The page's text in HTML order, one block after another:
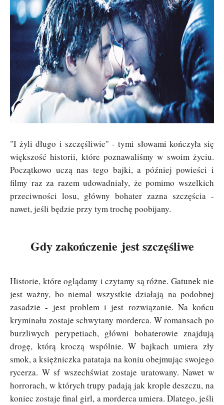
"I żyli długo i szczęśliwie" - tymi słowami kończyła się
większość historii, które poznawaliśmy w swoim życiu.
Początkowo uczą nas tego bajki, a później powieści i
filmy raz za razem udowadniały, że pomimo wszelkich
przeciwności losu, główny bohater zazna szczęścia -
nawet, jeśli będzie przy tym trochę poobijany.
Gdy zakończenie jest szczęśliwe
Historie, które oglądamy i czytamy są różne. Gatunek nie
jest ważny, bo niemal wszystkie działają na podobnej
zasadzie - jest problem i jest rozwiązanie. Na końcu
kryminału zostaje schwytany morderca. W romansach po
burzliwych perypetiach, główni bohaterowie znajdują
drogę, którą kroczą wspólnie. W bajkach umiera zły
smok, a księżniczka patataja na koniu obejmując swojego
rycerza. W sf wszechświat zostaje uratowany. Nawet w
horrorach, w których trupy padają jak krople deszczu, na
koniec zostaje final girl, a morderca umiera. Dlatego, jeśli